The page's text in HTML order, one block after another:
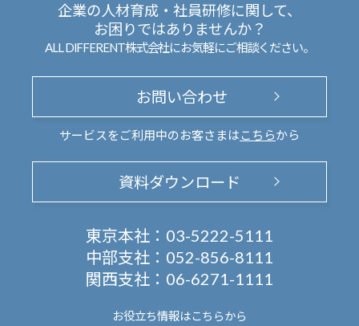
企業の人材育成・社員研修に関して、
お困りではありませんか？
ALL DIFFERENT株式会社にお気軽にご相談ください。
お問い合わせ
サービスをご利用中のお客さまは こちらから
資料ダウンロード
東京本社： 03-5222-5111
中部支社： 052-856-8111
関西支社： 06-6271-1111
お役立ち情報はこちらから